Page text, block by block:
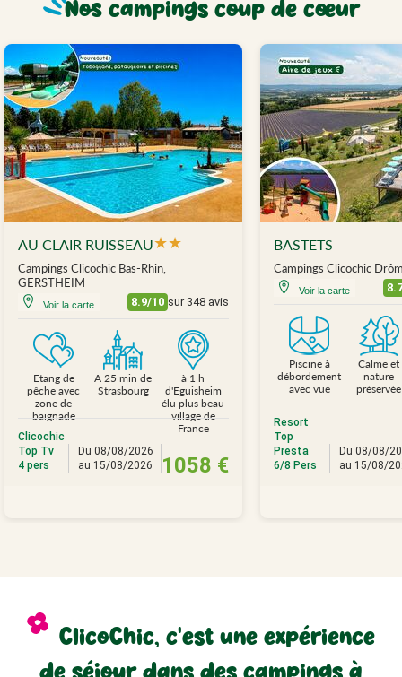
Nos campings coup de cœur
AU CLAIR RUISSEAU★★
Campings Clicochic Bas-Rhin,
GERSTHEIM
Voir la carte 8.9/10 sur 348 avis
Etang de
pêche avec
zone de
baignade
A 25 min de
Strasbourg
à 1 h
d'Eguisheim
élu plus beau
village de
France
Clicochic
Top Tv
4 pers
Du 08/08/2026
au 15/08/2026
1058 €
BASTETS
Campings Clicochic
Voir la carte
Piscine à
débordement
avec vue
Calme et
nature
préservée
Resort
Top
Presta
6/8 Pers
Du 08/08/
au 15/08/
ClicoChic, c'est une expérience
de séjour dans des campings à